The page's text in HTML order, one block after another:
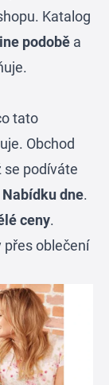
Katalog
podobě a
tato
Obchod
se podíváte
Nabídku dne.
ceny.
přes oblečení